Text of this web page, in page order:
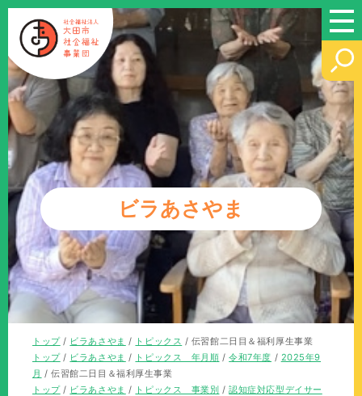
このページの本文へ
ビラあさやま
現
在
の
位
トップ/ ビラあさやま / トピックス / 伝習館二日目＆福利厚生事業
現
在
の
トップ/ ビラあさやま / トピックス 年月順 /令和7年度 / 2025年9
月 /伝習館二日目＆福利厚生事業
現
トップ/ ビラあさやま / トピックス 事業別 /認知症対応型デイサー